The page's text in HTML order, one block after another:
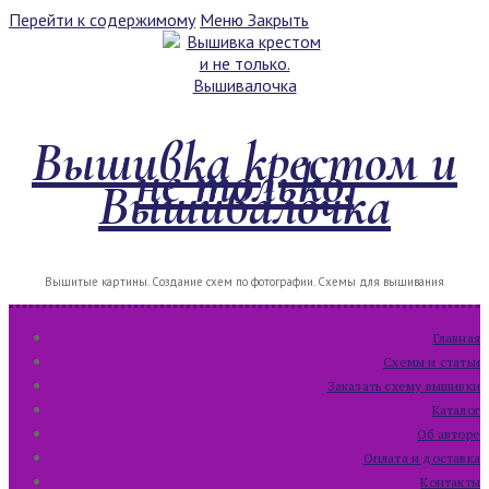
Перейти к содержимому Меню Закрыть
Вышивка крестом и
не только.
Вышивалочка
Вышитые картины. Создание схем по фотографии. Схемы для вышивания
Главная
Схемы и статьи
Заказать схему вышивки
Каталог
Об авторе
Оплата и доставка
Контакты